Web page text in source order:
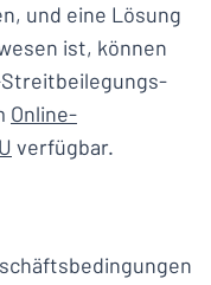
und eine Lösung
ist, können
Online-
verfügbar.